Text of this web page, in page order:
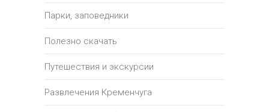
Парки, заповедники
Полезно скачать
Путешествия и экскурсии
Развлечения Кременчуга